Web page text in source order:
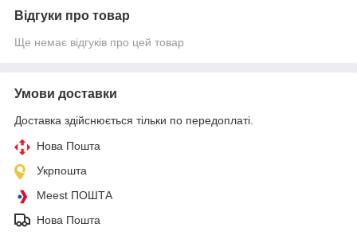
Відгуки про товар
Ще немає відгуків про цей товар
Умови доставки
Доставка здійснюється тільки по передоплаті.
Нова Пошта
Укрпошта
Meest ПОШТА
Нова Пошта